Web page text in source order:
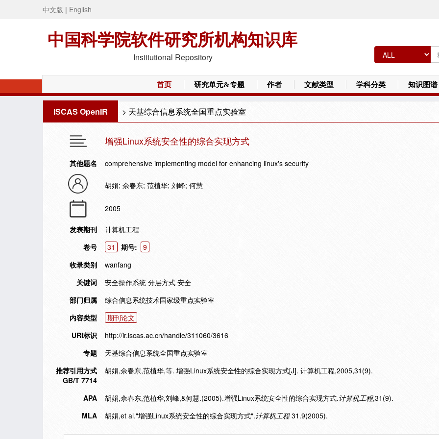
中文版 | English
中国科学院软件研究所机构知识库
Institutional Repository
首页 研究单元&专题 作者 文献类型 学科分类 知识图谱
ISCAS OpenIR > 天基综合信息系统全国重点实验室
增强Linux系统安全性的综合实现方式
其他题名 comprehensive implementing model for enhancing linux's security
胡娟; 佘春东; 范植华; 刘峰; 何慧
2005
发表期刊
计算机工程
卷号
31 期号:
9
收录类别
wanfang
关键词
安全操作系统 分层方式 安全
部门归属
综合信息系统技术国家级重点实验室
内容类型
期刊论文
URI标识
http://ir.iscas.ac.cn/handle/311060/3616
专题
天基综合信息系统全国重点实验室
推荐引用方式
GB/T 7714
胡娟,佘春东,范植华,等. 增强Linux系统安全性的综合实现方式[J]. 计算机工程,2005,31(9).
APA 胡娟,佘春东,范植华,刘峰,&何慧.(2005).增强Linux系统安全性的综合实现方式.计算机工程,31(9).
MLA
胡娟,et al."增强Linux系统安全性的综合实现方式".计算机工程31.9(2005).